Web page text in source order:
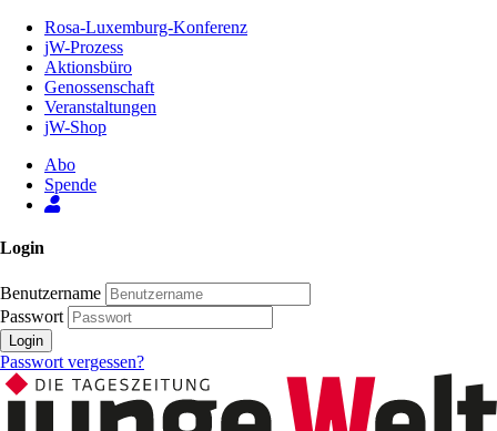
Inhalt
Seite
Rosa-Luxemburg-Konferenz
jW-Prozess
Aktionsbüro
Genossenschaft
Veranstaltungen
jW-Shop
Abo
Spende
Login
Benutzername
Passwort
Login
Passwort vergessen?